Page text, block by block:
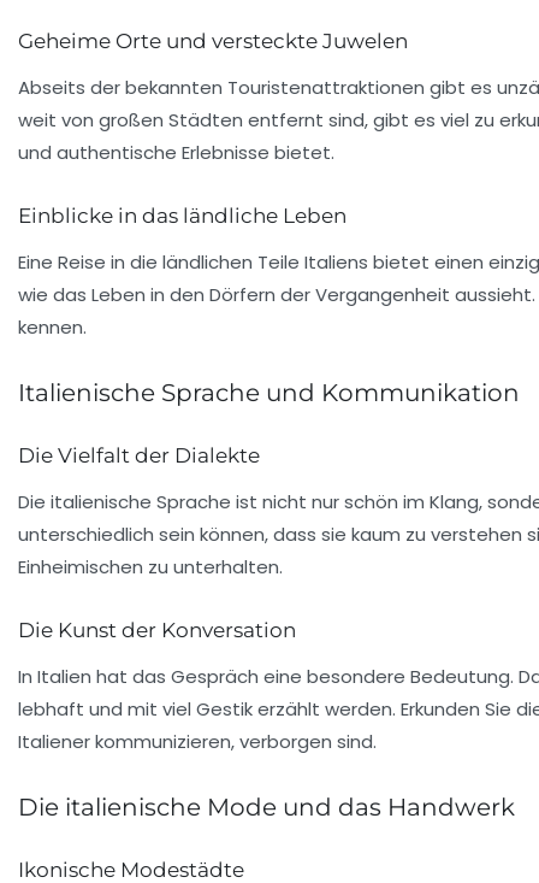
Geheime Orte und versteckte Juwelen
Abseits der bekannten Touristenattraktionen gibt es
weit von großen Städten entfernt sind, gibt es viel zu
und authentische Erlebnisse bietet.
Einblicke in das ländliche Leben
Eine Reise in die ländlichen Teile Italiens bietet einen
wie das Leben in den Dörfern der Vergangenheit
kennen.
Italienische Sprache und Kommunikation
Die Vielfalt der Dialekte
Die italienische Sprache ist nicht nur schön im Klang,
unterschiedlich sein können, dass sie kaum zu
Einheimischen zu unterhalten.
Die Kunst der Konversation
In Italien hat das Gespräch eine besondere Bedeutung.
lebhaft und mit viel Gestik erzählt werden. Erkunden Sie
Italiener kommunizieren, verborgen sind.
Die italienische Mode und das Handwerk
Ikonische Modestädte